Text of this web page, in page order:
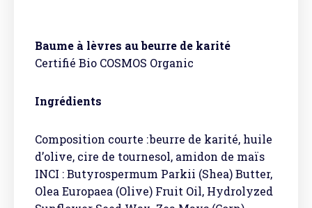
Baume à lèvres au beurre de karité
Certifié Bio COSMOS Organic
Ingrédients
Composition courte : beurre de karité, huile
d’olive, cire de tournesol, amidon de maïs
INCI : Butyrospermum Parkii (Shea) Butter,
Olea Europaea (Olive) Fruit Oil, Hydrolyzed